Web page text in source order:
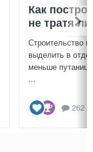
Как
не тратя
Строительство
выделить в
меньше
...
262